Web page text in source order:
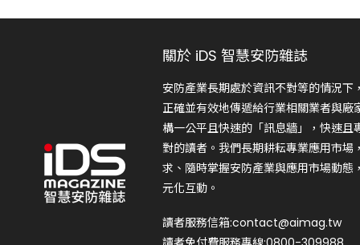
關於 iDS 智慧安防雜誌
安防產業長期處於資訊不對等的情況
正確並有效地傳遞給行業相關業者與
構一公平且快速的「訊息牆」，快速
對的讀者。我們長期耕耘專業應用市場
求、隨時掌握安防產業與應用市場動態
元化互動。
讀者服務信箱:contact@aimag.tw